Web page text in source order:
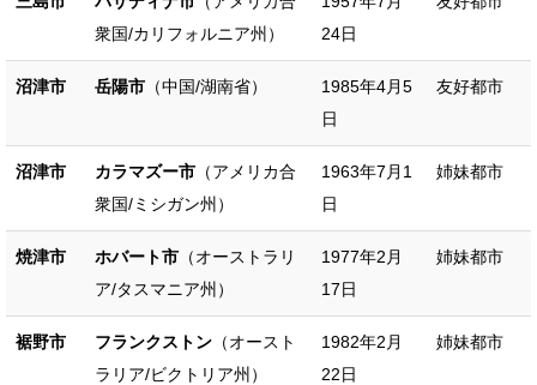
衆国/カリフォルニア州）
24日
沼津市 岳陽市 （中国/湖南省）
1985年4月5
日
友好都市
沼津市 カラマズー市 （アメリカ合
衆国/ミシガン州）
1963年7月1
日
姉妹都市
焼津市 ホバート市 （オーストラリ
ア/タスマニア州）
1977年2月
17日
姉妹都市
裾野市 フランクストン （オースト
ラリア/ビクトリア州）
1982年2月
22日
姉妹都市